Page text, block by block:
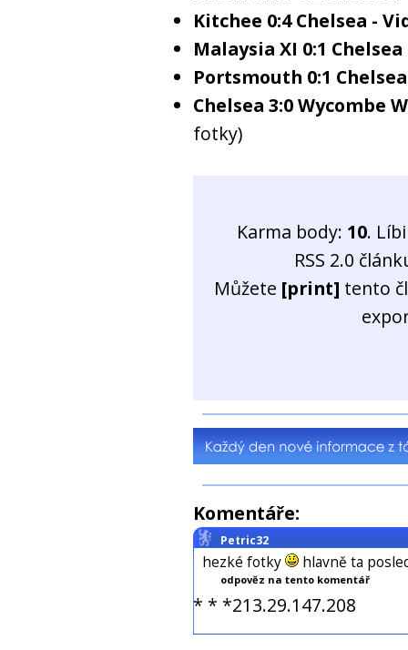
Kitchee 0:4 Chelsea -
Malaysia XI 0:1
Portsmouth 0:1
Chelsea 3:0 Wycombe
fotky)
Karma body: 10.
RSS 2.0
Můžete [print] tento
Komentáře:
Petric32
hezké fotky hlavně ta
odpověz na tento komentář
* * *213.29.147.208